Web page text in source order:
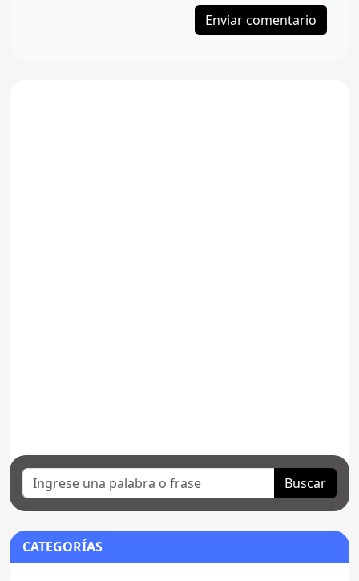
Buscar
CATEGORÍAS